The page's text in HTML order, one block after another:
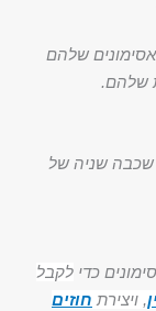
שלהם
שלהם.
שכבה שניה של
כדילקבל
, ויצירת חוזים